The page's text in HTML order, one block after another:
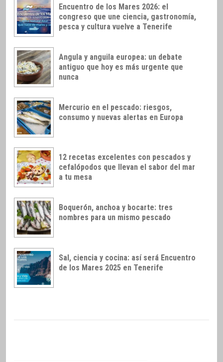
Encuentro de los Mares 2026: el
congreso que une ciencia, gastronomía,
pesca y cultura vuelve a Tenerife
Angula y anguila europea: un debate
antiguo que hoy es más urgente que
nunca
Mercurio en el pescado: riesgos,
consumo y nuevas alertas en Europa
12 recetas excelentes con pescados y
cefalópodos que llevan el sabor del mar
a tu mesa
Boquerón, anchoa y bocarte: tres
nombres para un mismo pescado
Sal, ciencia y cocina: así será Encuentro
de los Mares 2025 en Tenerife